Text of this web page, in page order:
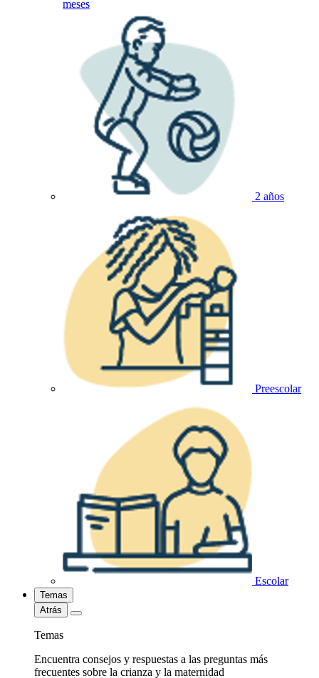
meses
2 años
Preescolar
Escolar
Temas
Atrás
Temas
Encuentra consejos y respuestas a las preguntas más
frecuentes sobre la crianza y la maternidad